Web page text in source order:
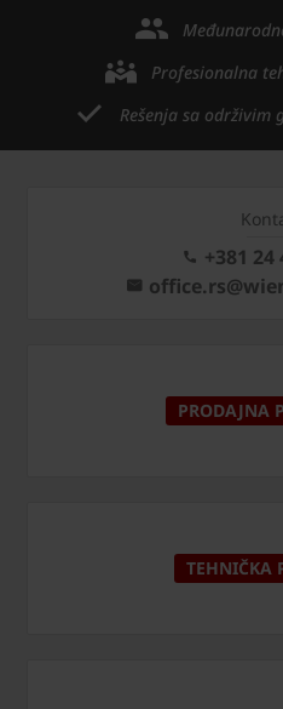
Profesionalna
Rešenja sa
+381 24
PRODAJNA
TEHNIČKA